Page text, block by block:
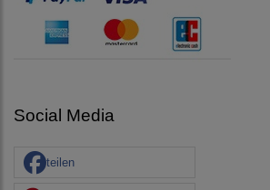
Social Media
teilen